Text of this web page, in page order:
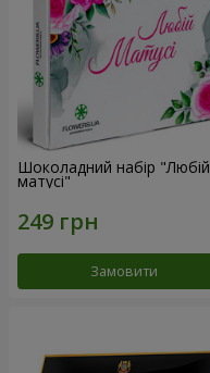
Шоколадний набір "Любій
матусі"
Замовити